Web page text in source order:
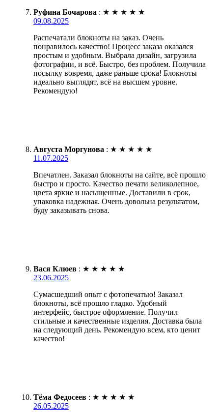
Руфина Бочарова : ★ ★ ★ ★ ★
09.08.2025
Распечатали блокноты на заказ. Очень
понравилось качество! Процесс заказа оказался
простым и удобным. Выбрала дизайн, загрузила
фотографии, и всё. Быстро, без проблем. Получила
посылку вовремя, даже раньше срока! Блокноты
идеально выглядят, всё на высшем уровне.
Рекомендую!
Августа Моргунова : ★ ★ ★ ★ ★
11.07.2025
Впечатлен. Заказал блокноты на сайте, всё прошло
быстро и просто. Качество печати великолепное,
цвета яркие и насыщенные. Доставили в срок,
упаковка надежная. Очень довольна результатом,
буду заказывать снова.
Вася Клюев : ★ ★ ★ ★ ★
23.06.2025
Сумасшедший опыт с фотопечатью! Заказал
блокноты, всё прошло гладко. Удобный
интерфейс, быстрое оформление. Получил
стильные и качественные изделия. Доставка была
на следующий день. Рекомендую всем, кто ценит
качество!
Тёма Федосеев : ★ ★ ★ ★ ★
26.05.2025